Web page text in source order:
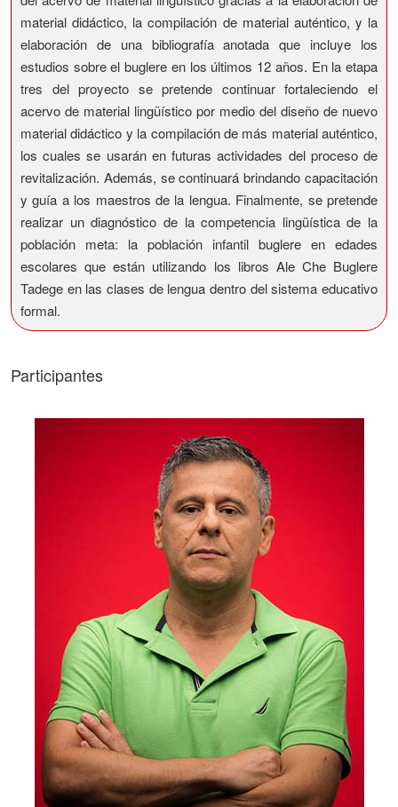
material didáctico, la compilación de material auténtico, y la
elaboración de una bibliografía anotada que incluye los
estudios sobre el buglere en los últimos 12 años. En la etapa
tres del proyecto se pretende continuar fortaleciendo el
acervo de material lingüístico por medio del diseño de nuevo
material didáctico y la compilación de más material auténtico,
los cuales se usarán en futuras actividades del proceso de
revitalización. Además, se continuará brindando capacitación
y guía a los maestros de la lengua. Finalmente, se pretende
realizar un diagnóstico de la competencia lingüística de la
población meta: la población infantil buglere en edades
escolares que están utilizando los libros Ale Che Buglere
Tadege en las clases de lengua dentro del sistema educativo
formal.
Participantes